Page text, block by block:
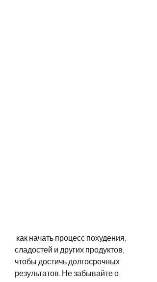
сладостей и других продуктов,
чтобы достичь долгосрочных
результатов. Не забывайте о